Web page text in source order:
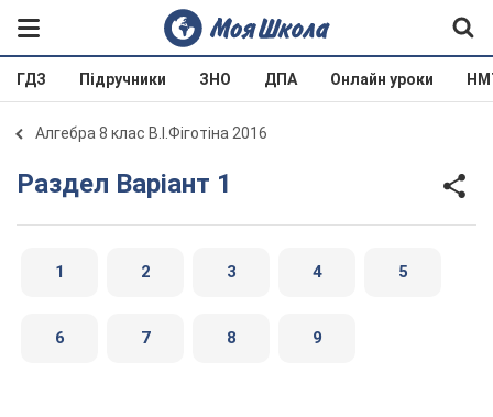
ГДЗ Підручники ЗНО ДПА Онлайн уроки
Алгебра 8 клас В.І.Фіготіна 2016
Раздел Варіант 1
1 2 3 4 5
6 7 8 9